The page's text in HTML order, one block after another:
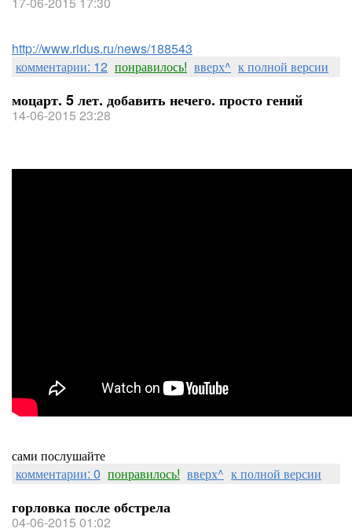
http://www.ridus.ru/news/188543
комментарии: 12 понравилось! вверх^ к полной версии
моцарт. 5 лет. добавить нечего. просто гений
14-06-2015 23:28
сами послушайте
комментарии: 0 понравилось! вверх^ к полной версии
горловка после обстрела
04-06-2015 01:02